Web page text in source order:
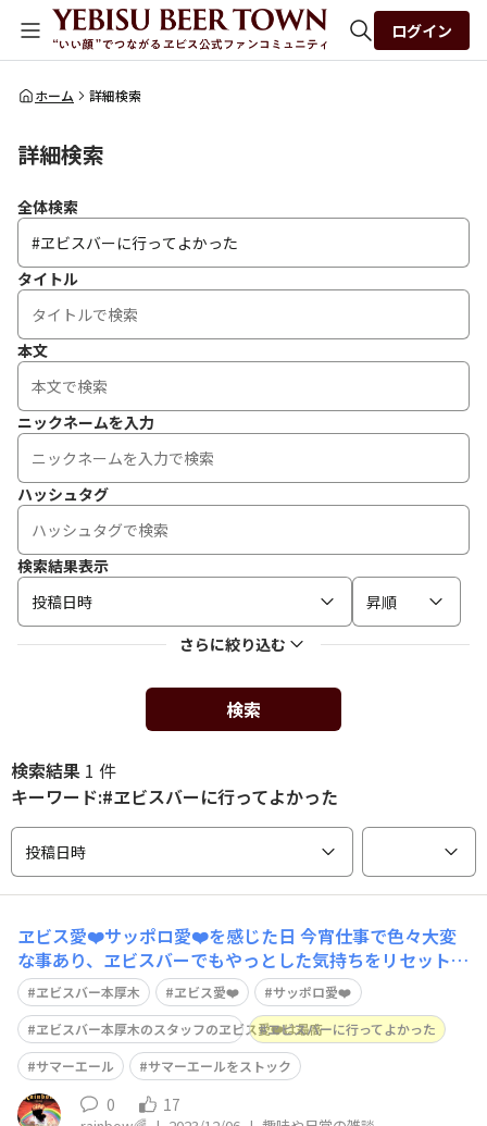
全体検索
ログイン
ホーム 詳細検索
詳細検索
全体検索
タイトル
本文
ニックネームを入力
ハッシュタグ
検索結果表示
投稿日時
昇順
さらに絞り込む
検索
検索結果 1 件
キーワード:#ヱビスバーに行ってよかった
投稿日時
ヱビス愛❤️サッポロ愛❤️を感じた日 今宵仕事で色々大変
な事あり、ヱビスバーでもやっとした気持ちをリセットし
ようと思いヱビスバー本厚木店に立ち寄りました。 ディ
ナータイム限定の帆立のメニュー（レアカツとアヒージ
ョ）それぞれ堪能しました。 レアカツに添えられたタル
タルソースとライオンオリジナルのソー
ヱビスバー本厚木 ヱビス愛❤️
サッポロ愛❤️
ヱビスバー本厚木のスタッフのヱビス愛❤️は最高ヱビスバーに行ってよかった
サマーエール
サマーエールをストック
0 17